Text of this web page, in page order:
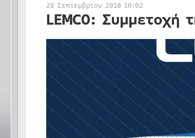
26 Σεπτεμβρίου 2018 10:02
LEMCO: Συμμετοχή